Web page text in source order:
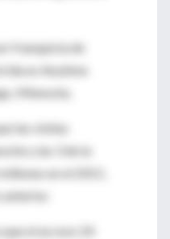
franquicia de
día es Anytime
Minesota.
las visitas
y las 3 de la
en el 2011,
el acceso 24